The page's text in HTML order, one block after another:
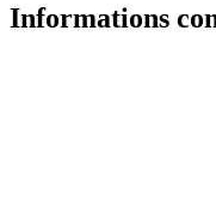
Informations